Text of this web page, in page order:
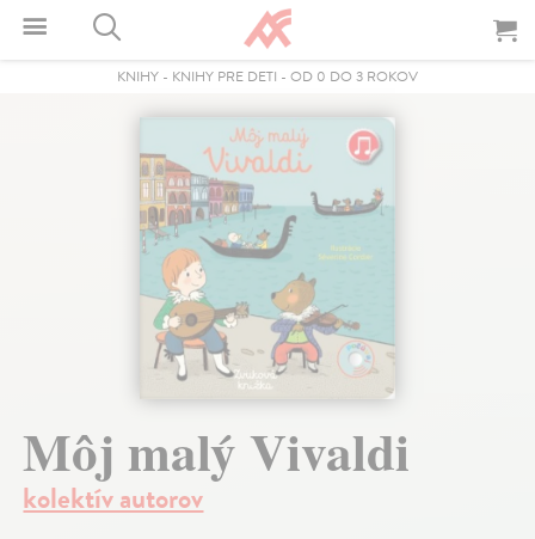
KNIHY - KNIHY PRE DETI - OD 0 DO 3 ROKOV
Môj malý Vivaldi
kolektív autorov